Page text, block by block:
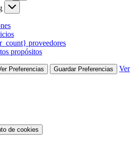
proveedores
propósitos
Preferencias Guardar Preferencias
Ver
de cookies